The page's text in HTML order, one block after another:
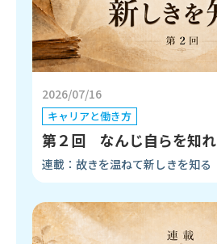
2026/07/16
キャリアと働き方
第２回 なんじ自らを知れ
連載：故きを温ねて新しきを知る